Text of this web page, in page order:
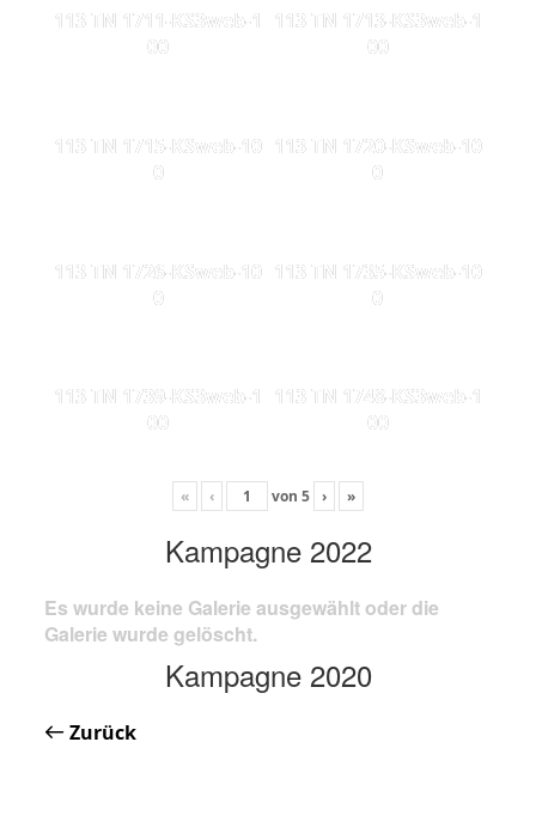
113 TN 1711-KS3web-1
00
113 TN 1713-KS3web-1
00
113 TN 1715-KSweb-10
0
113 TN 1720-KSweb-10
0
113 TN 1726-KSweb-10
0
113 TN 1735-KSweb-10
0
113 TN 1739-KS3web-1
00
113 TN 1748-KS3web-1
00
« ‹ von 5 › »
Kampagne 2022
Es wurde keine Galerie ausgewählt oder die
Galerie wurde gelöscht.
Kampagne 2020
Zurück